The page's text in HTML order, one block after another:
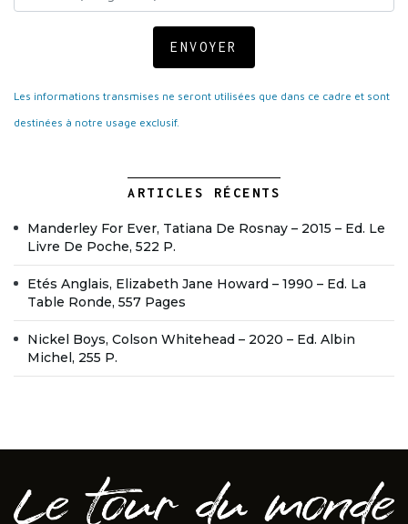
ENVOYER
Les informations transmises ne seront utilisées que dans ce cadre et sont
destinées à notre usage exclusif.
ARTICLES RÉCENTS
Manderley For Ever, Tatiana De Rosnay – 2015 – Ed. Le
Livre De Poche, 522 P.
Etés Anglais, Elizabeth Jane Howard – 1990 – Ed. La
Table Ronde, 557 Pages
Nickel Boys, Colson Whitehead – 2020 – Ed. Albin
Michel, 255 P.